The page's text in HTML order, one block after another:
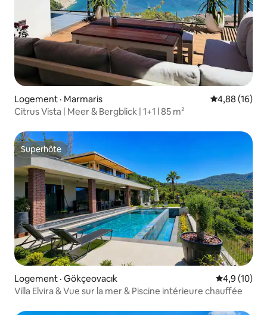
Logement · Marmaris Note
4,88 (16)
Citrus Vista | Meer & Bergblick | 1+1 l 85 m²
Superhôte
Superhôte
Logement · Gökçeovacık Note
4,9 (10)
Villa Elvira & Vue sur la mer & Piscine intérieure chauffée